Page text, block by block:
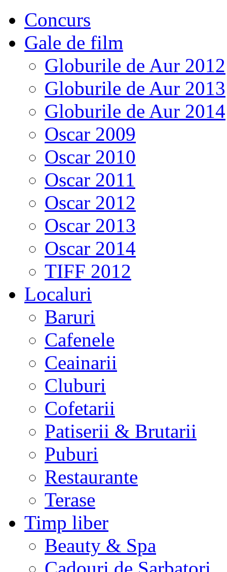
Concurs
Gale de film
Globurile de Aur 2012
Globurile de Aur 2013
Globurile de Aur 2014
Oscar 2009
Oscar 2010
Oscar 2011
Oscar 2012
Oscar 2013
Oscar 2014
TIFF 2012
Localuri
Baruri
Cafenele
Ceainarii
Cluburi
Cofetarii
Patiserii & Brutarii
Puburi
Restaurante
Terase
Timp liber
Beauty & Spa